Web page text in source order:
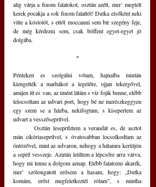
alig várja a finom falatokot, osztán azétt, mer’ megtelt
kerek pocakja a sok finom falattól! Dutka elsőként neki
vitte a kóstolót, s ettől moccanni sem bír szegény feje,
de még kérdezni sem, csak böffent egyet-egyet jó
dolgába.
*
Pénteken es szolgálni vótam, hajnalba miután
kiengették a marhákot a legelőre, ojjan tekergővel,
amijen itt es van, az imént látám s víz fojik benne, elébb
lelocsoltam az udvari port, hogy bé ne merészkeggyen
egy szem se a házba, nekifogtam, s kisepertem az
udvart a vesszőseprűvel.
mán cikóriaseprűvel, s óvatosabban locsolkodtam az
öntözővel, mint az udvaron, nehogy a hátamra kerüljön
a seprű vesszeje. Azután leültem a lépcsőre arra várva,
hogy mi lenne a dolgom aznap. Elébb falatozni akarék,
mer’ szólongatott erősem a hasam, hogy: „Dutka
komám, erőst megfeletkeztél rólam”, s mintha